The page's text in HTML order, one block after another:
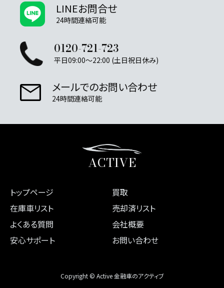
LINEお問合せ
24時間連絡可能
0120-721-723
平日09:00～22:00 (土日祝日休み)
メールでのお問い合わせ
24時間連絡可能
ACTIVE
トップページ
買取
在庫車リスト
売却済リスト
よくある質問
会社概要
安心サポート
お問い合わせ
Copyright © Active 金融車のアクティブ